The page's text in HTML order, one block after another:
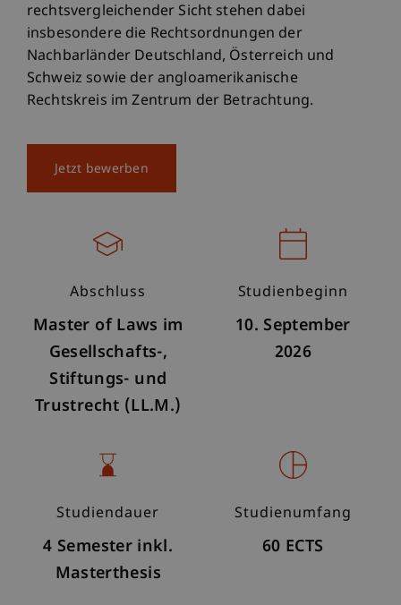
rechtsvergleichender Sicht stehen dabei
insbesondere die Rechtsordnungen der
Nachbarländer Deutschland, Österreich und
Schweiz sowie der angloamerikanische
Rechtskreis im Zentrum der Betrachtung.
Jetzt bewerben
Abschluss
Master of Laws im
Gesellschafts-,
Stiftungs- und
Trustrecht (LL.M.)
Studienbeginn
10. September
2026
Studiendauer
4 Semester inkl.
Masterthesis
Studienumfang
60 ECTS